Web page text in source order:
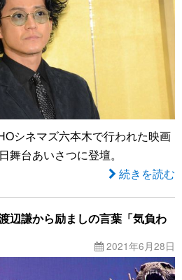
シネマズ六本木で行われた映画
舞台あいさつに登壇。
続きを読む
辺謙から励ましの言葉「気負わ
2021年6月28日